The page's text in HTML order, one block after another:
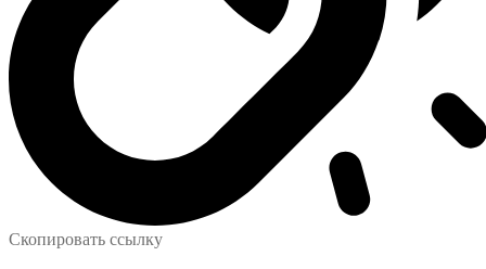
Скопировать ссылку